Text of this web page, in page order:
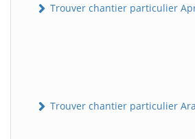
Trouver chantier particulier
Trouver chantier particulier